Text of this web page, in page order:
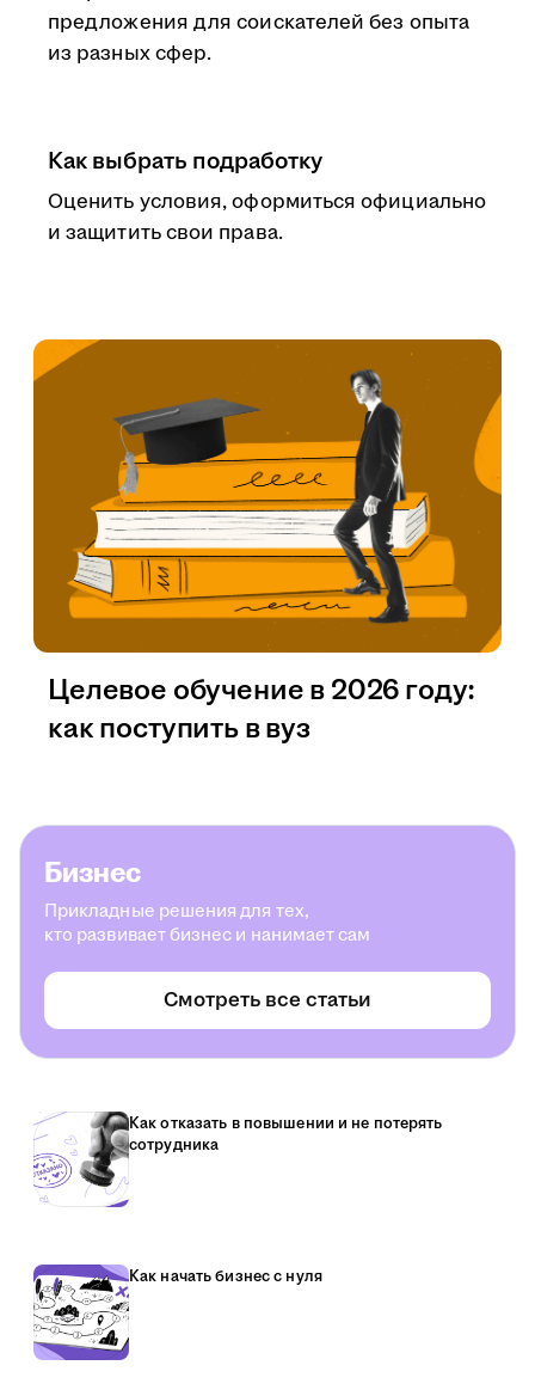
предложения для соискателей без опыта
из разных сфер.
Как выбрать подработку
Оценить условия, оформиться официально
и защитить свои права.
Целевое обучение в 2026 году:
как поступить в вуз
Бизнес
Прикладные решения для тех,
кто развивает бизнес и нанимает сам
Смотреть все статьи
Как отказать в повышении и не потерять
сотрудника
Как начать бизнес с нуля